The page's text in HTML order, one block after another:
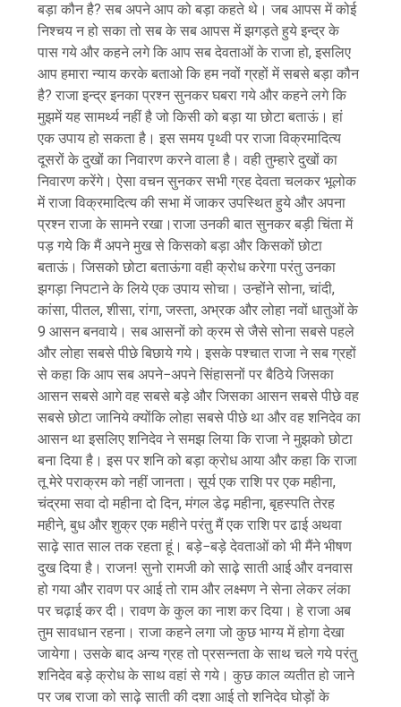
बड़ा कौन है? सब अपने आप को बड़ा कहते थे। जब आपस में कोई
निश्चय न हो सका तो सब के सब आपस में झगड़ते हुये इन्द्र के
पास गये और कहने लगे कि आप सब देवताओं के राजा हो, इसलिए
आप हमारा न्याय करके बताओ कि हम नवों ग्रहों में सबसे बड़ा कौन
है? राजा इन्द्र इनका प्रश्न सुनकर घबरा गये और कहने लगे कि
मुझमें यह सामर्थ्य नहीं है जो किसी को बड़ा या छोटा बताऊं। हां
एक उपाय हो सकता है। इस समय पृथ्वी पर राजा विक्रमादित्य
दूसरों के दुखों का निवारण करने वाला है। वही तुम्हारे दुखों का
निवारण करेंगे। ऐसा वचन सुनकर सभी ग्रह देवता चलकर भूलोक
में राजा विक्रमादित्य की सभा में जाकर उपस्थित हुये और अपना
प्रश्न राजा के सामने रखा।राजा उनकी बात सुनकर बड़ी चिंता में
पड़ गये कि मैं अपने मुख से किसको बड़ा और किसकों छोटा
बताऊं। जिसको छोटा बताऊंगा वही क्रोध करेगा परंतु उनका
झगड़ा निपटाने के लिये एक उपाय सोचा। उन्होंने सोना, चांदी,
कांसा, पीतल, शीसा, रांगा, जस्ता, अभ्रक और लोहा नवों धातुओं के
9 आसन बनवाये। सब आसनों को क्रम से जैसे सोना सबसे पहले
और लोहा सबसे पीछे बिछाये गये। इसके पश्चात राजा ने सब ग्रहों
से कहा कि आप सब अपने−अपने सिंहासनों पर बैठिये जिसका
आसन सबसे आगे वह सबसे बड़े और जिसका आसन सबसे पीछे वह
सबसे छोटा जानिये क्योंकि लोहा सबसे पीछे था और वह शनिदेव का
आसन था इसलिए शनिदेव ने समझ लिया कि राजा ने मुझको छोटा
बना दिया है। इस पर शनि को बड़ा क्रोध आया और कहा कि राजा
तू मेरे पराक्रम को नहीं जानता। सूर्य एक राशि पर एक महीना,
चंद्रमा सवा दो महीना दो दिन, मंगल डेढ़ महीना, बृहस्पति तेरह
महीने, बुध और शुक्र एक महीने परंतु मैं एक राशि पर ढाई अथवा
साढ़े सात साल तक रहता हूं। बड़े−बड़े देवताओं को भी मैंने भीषण
दुख दिया है। राजन! सुनो रामजी को साढ़े साती आई और वनवास
हो गया और रावण पर आई तो राम और लक्ष्मण ने सेना लेकर लंका
पर चढ़ाई कर दी। रावण के कुल का नाश कर दिया। हे राजा अब
तुम सावधान रहना। राजा कहने लगा जो कुछ भाग्य में होगा देखा
जायेगा। उसके बाद अन्य ग्रह तो प्रसन्नता के साथ चले गये परंतु
शनिदेव बड़े क्रोध के साथ वहां से गये। कुछ काल व्यतीत हो जाने
पर जब राजा को साढ़े साती की दशा आई तो शनिदेव घोड़ों के